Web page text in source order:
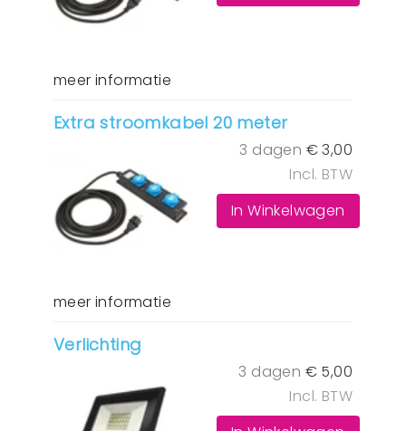
meer informatie
Extra stroomkabel 20 meter
3 dagen €3,00
Incl. BTW
In Winkelwagen
meer informatie
Verlichting
3 dagen € 5,00
Incl. BTW